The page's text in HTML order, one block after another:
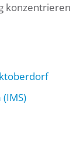
konzentrieren